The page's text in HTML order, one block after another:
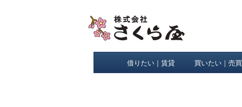
借りたい｜賃貸 買いたい｜売買